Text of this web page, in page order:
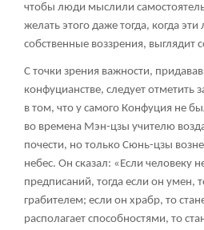
чтобы люди мыслили
желать этого даже тогда, когда
собственные воззрения, выглядит
С точки зрения важности,
конфуцианстве, следует отметить
в том, что у самого Конфуция не
во времена Мэн-цзы учителю
почести, но только Сюнь-цзы
небес. Он сказал: «Если человеку
предписаний, тогда если он умен,
грабителем; если он храбр, то
располагает способностями, то